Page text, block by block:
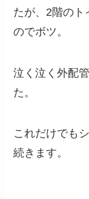
たが、2階のト
のでボツ。
泣く泣く外配
た。
これだけでも
続きます。